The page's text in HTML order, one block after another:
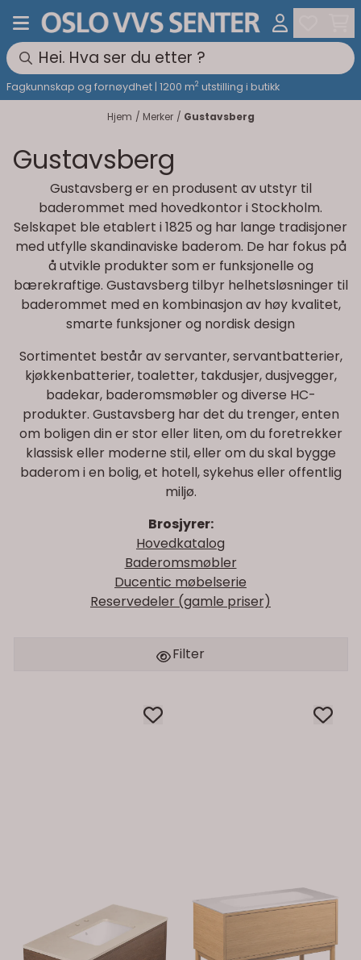
Hopp til innhold
Fagkunnskap og fornøydhet | 1200 m2 utstilling i butikk
Hjem / Merker / Gustavsberg
Gustavsberg
Gustavsberg er en produsent av utstyr til
baderommet med hovedkontor i Stockholm.
Selskapet ble etablert i 1825 og har lange tradisjoner
med utfylle skandinaviske baderom. De har fokus på
å utvikle produkter som er funksjonelle og
bærekraftige. Gustavsberg tilbyr helhetsløsninger til
baderommet med en kombinasjon av høy kvalitet,
smarte funksjoner og nordisk design
Sortimentet består av servanter, servantbatterier,
kjøkkenbatterier, toaletter, takdusjer, dusjvegger,
badekar, baderomsmøbler og diverse HC-
produkter. Gustavsberg har det du trenger, enten
om boligen din er stor eller liten, om du foretrekker
klassisk eller moderne stil, eller om du skal bygge
baderom i en bolig, et hotell, sykehus eller offentlig
miljø.
Brosjyrer:
Hovedkatalog
Baderomsmøbler
Ducentic møbelserie
Reservedeler (gamle priser)
Filter